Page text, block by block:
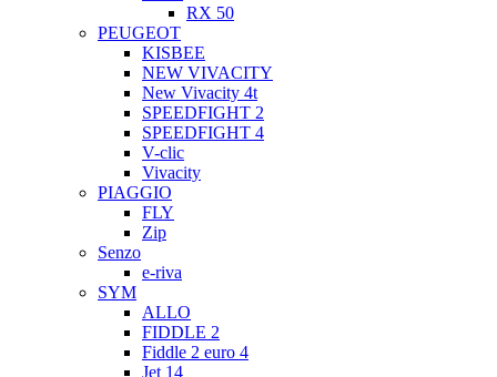
RX 50
PEUGEOT
KISBEE
NEW VIVACITY
New Vivacity 4t
SPEEDFIGHT 2
SPEEDFIGHT 4
V-clic
Vivacity
PIAGGIO
FLY
Zip
Senzo
e-riva
SYM
ALLO
FIDDLE 2
Fiddle 2 euro 4
Jet 14